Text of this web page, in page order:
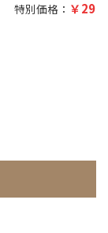
特別価格：